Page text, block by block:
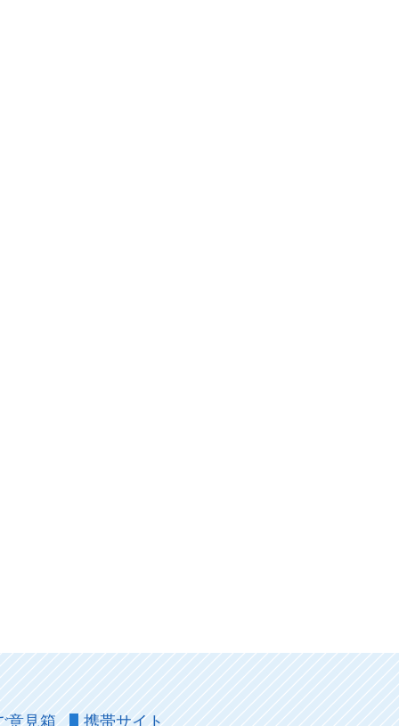
意見箱 携帯サイト